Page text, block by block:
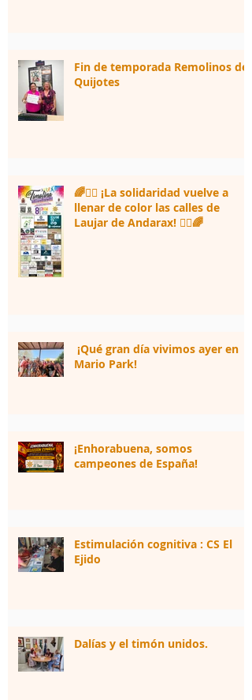
Fin de temporada Remolinos de
Quijotes
🌈🏃‍♀️ ¡La solidaridad vuelve a
llenar de color las calles de
Laujar de Andarax! 🏃‍♂️🌈
¡Qué gran día vivimos ayer en
Mario Park!
¡Enhorabuena, somos
campeones de España!
Estimulación cognitiva : CS El
Ejido
Dalías y el timón unidos.